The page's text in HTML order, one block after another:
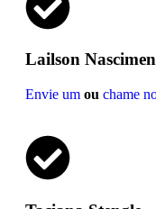
Lailson
Envie um ou chame